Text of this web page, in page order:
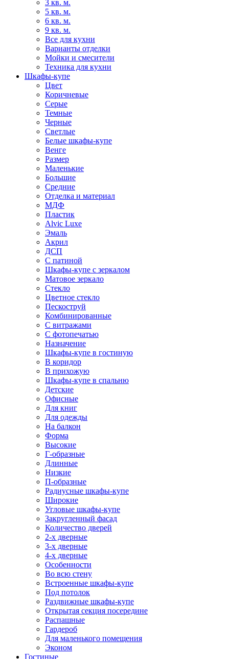
3 кв. м.
5 кв. м.
6 кв. м.
9 кв. м.
Все для кухни
Варианты отделки
Мойки и смесители
Техника для кухни
Шкафы-купе
Цвет
Коричневые
Серые
Темные
Черные
Светлые
Белые шкафы-купе
Венге
Размер
Маленькие
Большие
Средние
Отделка и материал
МДФ
Пластик
Alvic Luxe
Эмаль
Акрил
ДСП
С патиной
Шкафы-купе с зеркалом
Матовое зеркало
Стекло
Цветное стекло
Пескоструй
Комбинированные
С витражами
С фотопечатью
Назначение
Шкафы-купе в гостиную
В коридор
В прихожую
Шкафы-купе в спальню
Детские
Офисные
Для книг
Для одежды
На балкон
Форма
Высокие
Г-образные
Длинные
Низкие
П-образные
Радиусные шкафы-купе
Широкие
Угловые шкафы-купе
Закругленный фасад
Количество дверей
2-х дверные
3-х дверные
4-х дверные
Особенности
Во всю стену
Встроенные шкафы-купе
Под потолок
Раздвижные шкафы-купе
Открытая секция посередине
Распашные
Гардероб
Для маленького помещения
Эконом
Гостиные